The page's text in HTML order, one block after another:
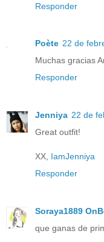
Responder
Poète 22 de
Muchas gracias
Responder
Jenniya 22 de
Great outfit!
XX, IamJenniya
Responder
Soraya1889
que ganas de